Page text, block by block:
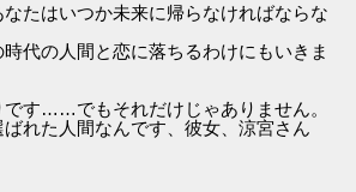
たはいつか未来に帰らなければならな
代の人間と恋に落ちるわけにもいきま
です……でもそれだけじゃありません。
れた人間なんです、彼女、涼宮さん